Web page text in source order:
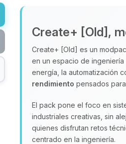
Create+ [Old],
Create+ [Old] es un
en un espacio de
energía, la automatización
rendimiento pensados
El pack pone el foco en
industriales creativas, sin
quienes disfrutan retos
centrado en la ingeniería.